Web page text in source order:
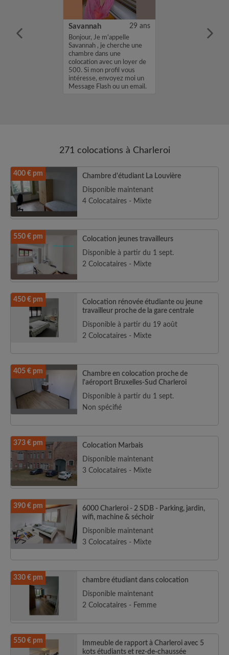
appart pas
Savannah 29 ans
Bonjour, Je m'appelle
Savannah , je cherche une
chambre dans une
colocation avec un loyer de
500. Si mon profil vous
intéresse, envoyez moi un
Message Flash ou un email.
271 colocations à Charleroi
400 € pm
Chambre d'étudiant La Louvière
Disponible maintenant
4 Colocataires - Mixte
550 € pm
Colocation jeunes travailleurs
Disponible à partir du 1 sept.
2 Colocataires - Mixte
450 € pm
Colocation rénovée étudiante ou jeune
travailleur proche de la gare centrale
Disponible à partir du 19 août
2 Colocataires - Mixte
405 € pm
Chambre en colocation proche de
l'aéroport Bruxelles-Sud Charleroi
Disponible à partir du 1 sept.
Non spécifié
373 € pm
Colocation Marbais
Disponible maintenant
3 Colocataires - Mixte
390 € pm
6000 Charleroi - 2 SDB - Parking, jardin,
wifi, machine & séchoir
Disponible maintenant
3 Colocataires - Mixte
330 € pm
chambre étudiant dans colocation
Disponible maintenant
2 Colocataires - Femme
550 € pm
Immeuble de rapport à Charleroi avec 5
kots étudiants et rez-de-chaussée